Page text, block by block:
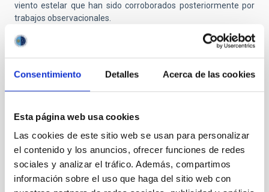
Consentimiento Detalles Acerca de las cookies
Esta página web usa cookies
Las cookies de este sitio web se usan para personalizar
el contenido y los anuncios, ofrecer funciones de redes
sociales y analizar el tráfico. Además, compartimos
información sobre el uso que haga del sitio web con
viento estelar que han sido corroborados posteriormente por
trabajos observacionales.
Ha recibido el premio a la mejor tesis doctoral 2001-2002 en
astronomía por la Sociedad Española de Astronomía y un
recuperación de operaciones del telescopio Hubble tras el fallo
reconocimiento a su labor divulgadora en la carrera de la mujer
Como miembro de la plantilla de la Agencia Espacial Europea
ha sido responsable del tiempo de director y de los comités de
asignación de tiempo entre otras responsabilidades. Ha